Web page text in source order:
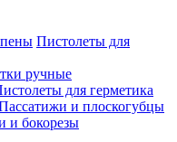
Пистолеты для
ручные
для герметика
и плоскогубцы
и бокорезы